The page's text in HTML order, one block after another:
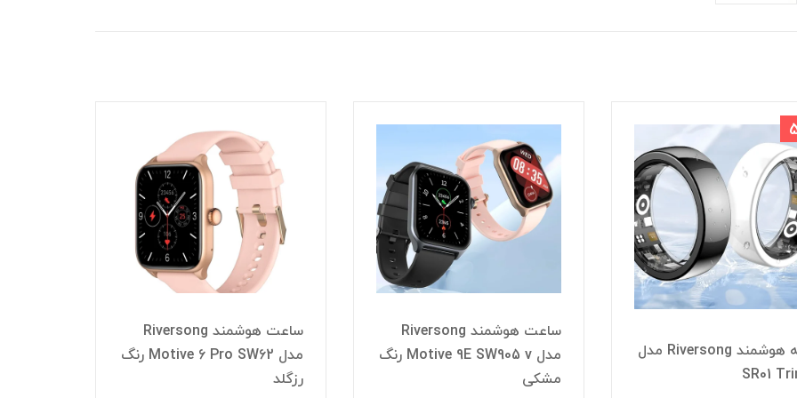
مدل Motive 9E SW905 v رنگ
ساعت هوشمند Riversong
مدل Motive 6 Pro SW62 رنگ
رزگلد
ساعت هوشمند Riversong
مدل Motive 8C SW801